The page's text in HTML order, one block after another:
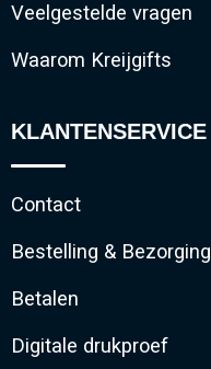
Veelgestelde vragen
Waarom Kreijgifts
KLANTENSERVICE
Contact
Bestelling & Bezorging
Betalen
Digitale drukproef